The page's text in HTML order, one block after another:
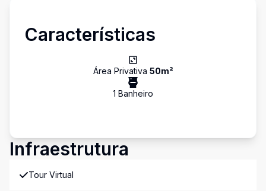
Características
Área Privativa 50m²
1 Banheiro
Infraestrutura
Tour Virtual